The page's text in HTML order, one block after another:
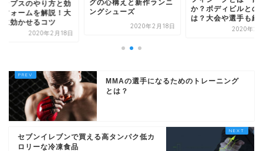
ップスのやり方と効
フォームを解説！大
に効かせるコツ
2020年2月18日
グの心構えと新作ランニ
ングシューズ
2020年2月18日
か？ボディビルとの
は？大会や選手も紹
2020年2
MMAの選手になるためのトレーニング
とは？
セブンイレブンで買える高タンパク低カ
ロリーな冷凍食品